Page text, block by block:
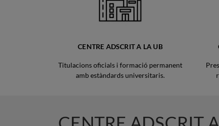
CENTRE ADSCRIT A LA UB
Titulacions oficials i formació permanent
amb estàndards universitaris.